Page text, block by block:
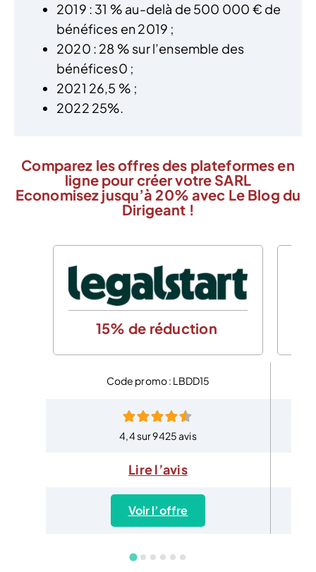
2019 : 31 % au-delà de 500 000 € de
bénéfices en 2019 ;
2020 : 28 % sur l’ensemble des
bénéfices0 ;
2021 26,5 % ;
2022 25%.
Comparez les offres des plateformes en
ligne pour créer votre SARL
Economisez jusqu’à 20% avec Le Blog du
Dirigeant !
15% de réduction
Code promo : LBDD15
4,4 sur 9425 avis
Lire l’avis
Voir l’offre